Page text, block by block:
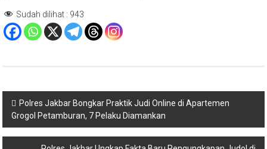
Sudah dilihat : 943
Navigasi
pos
Polres Jakbar Bongkar Praktik Judi Online di Apartemen
Grogol Petamburan, 7 Pelaku Diamankan